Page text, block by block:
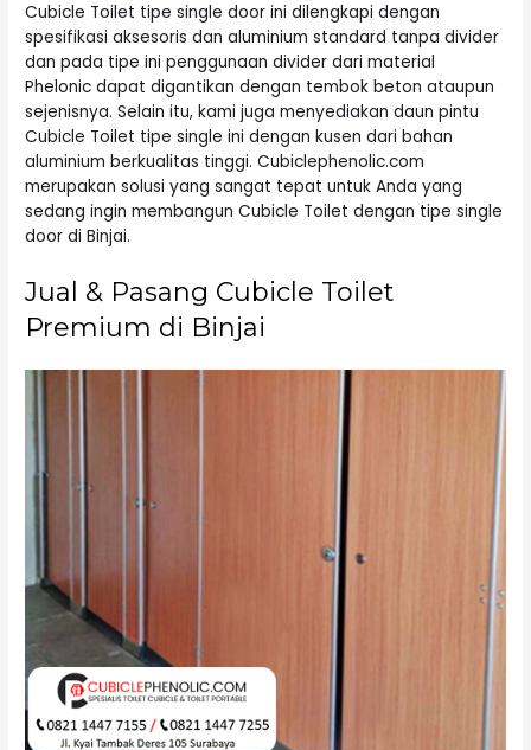
Cubicle Toilet tipe single door ini dilengkapi dengan
spesifikasi aksesoris dan aluminium standard tanpa divider
dan pada tipe ini penggunaan divider dari material
Phelonic dapat digantikan dengan tembok beton ataupun
sejenisnya. Selain itu, kami juga menyediakan daun pintu
Cubicle Toilet tipe single ini dengan kusen dari bahan
aluminium berkualitas tinggi. Cubiclephenolic.com
merupakan solusi yang sangat tepat untuk Anda yang
sedang ingin membangun Cubicle Toilet dengan tipe single
door di Binjai.
Jual & Pasang Cubicle Toilet
Premium di Binjai